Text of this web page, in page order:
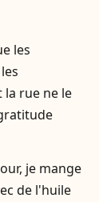
les
rue ne le
je mange
de l'huile